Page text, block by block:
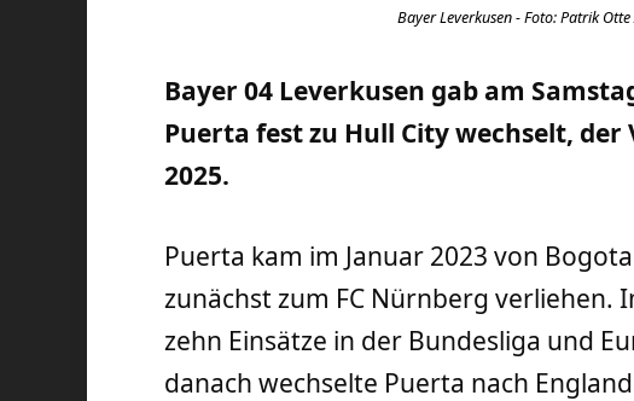
Bayer Leverkusen - Foto: Patrik
Bayer 04 Leverkusen gab am
Puerta fest zu Hull City wechselt,
2025.
Puerta kam im Januar 2023 von
zunächst zum FC Nürnberg verliehen.
zehn Einsätze in der Bundesliga und
danach wechselte Puerta nach